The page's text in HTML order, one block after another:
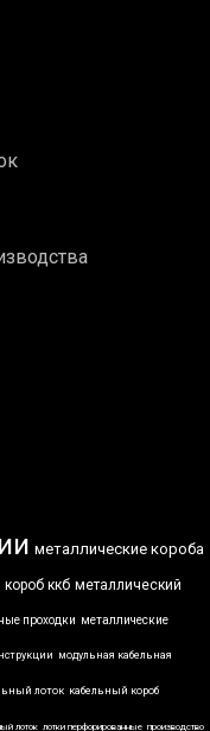
металлические короба
короб ккб металлический
проходки металлические
модульная кабельная
лоток кабельный короб
лоток лотки перфорированные производство